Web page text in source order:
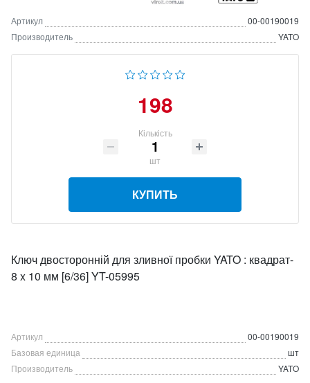
Артикул
00-00190019
Производитель
YATO
198
Кількість
шт
КУПИТЬ
Ключ двосторонній для зливної пробки YATO : квадрат-
8 x 10 мм [6/36] YT-05995
Артикул
00-00190019
Базовая единица
шт
Производитель
YATO